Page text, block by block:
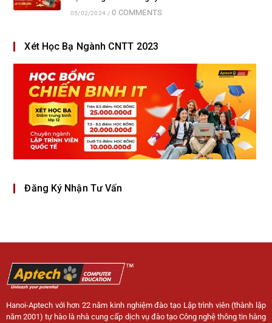
05/02/2024 / 0 COMMENTS
Xét Học Bạ Ngành CNTT 2023
Đăng Ký Nhận Tư Vấn
Hanoi-Aptech với hơn 22 năm kinh nghiệm đào tạo Lập trình viên (thành lập
năm 2001) tự hào là nhà cung cấp dịch vụ đào tạo Công nghệ thông tin hàng